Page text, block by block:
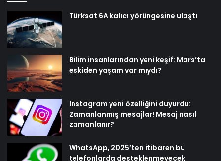
Türksat 6A kalıcı yörüngesine ulaştı
Bilim insanlarından yeni keşif: Mars’ta
eskiden yaşam var mıydı?
Instagram yeni özelliğini duyurdu:
Zamanlanmış mesajlar! Mesaj nasıl
zamanlanır?
WhatsApp, 2025’ten itibaren bu
telefonlarda desteklenmeyecek